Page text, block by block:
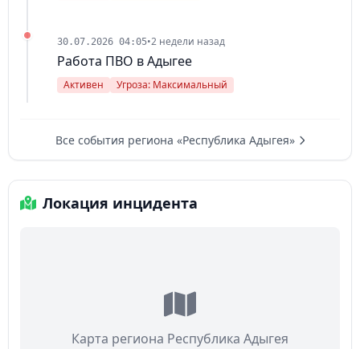
30.07.2026 04:05•2 недели назад
Работа ПВО в Адыгее
Активен Угроза: Максимальный
Все события региона «Республика Адыгея»
Локация инцидента
Карта региона Республика Адыгея